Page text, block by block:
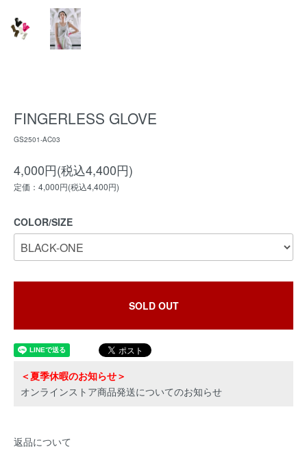
FINGERLESS GLOVE
GS2501-AC03
4,000円(税込4,400円)
定価：4,000円(税込4,400円)
COLOR/SIZE
SOLD OUT
＜夏季休暇のお知らせ＞
オンラインストア商品発送についてのお知らせ
返品について